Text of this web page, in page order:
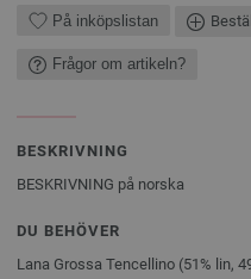
På inköpslistan
Frågor om artikeln?
BESKRIVNING
BESKRIVNING på norska
DU BEHÖVER
Lana Grossa Tencellino (51% lin,